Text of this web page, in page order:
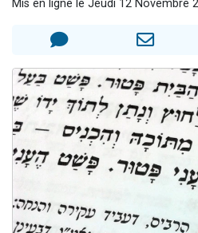
Il reste 49
6 personnes viennent de faire un
Mis en ligne le Jeudi 12 Novembre